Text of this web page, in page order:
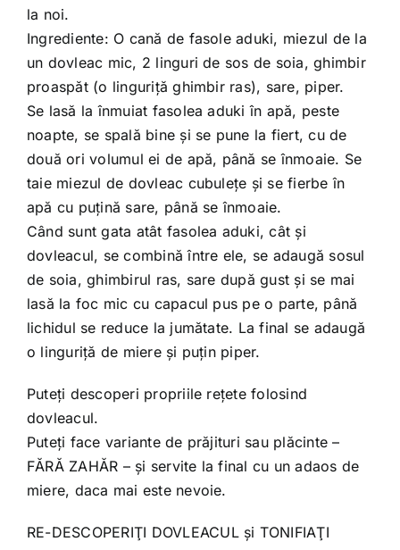
la noi.
Ingrediente: O cană de fasole aduki, miezul de la
un dovleac mic, 2 linguri de sos de soia, ghimbir
proaspăt (o linguriţă ghimbir ras), sare, piper.
Se lasă la înmuiat fasolea aduki în apă, peste
noapte, se spală bine şi se pune la fiert, cu de
două ori volumul ei de apă, până se înmoaie. Se
taie miezul de dovleac cubuleţe şi se fierbe în
apă cu puţină sare, până se înmoaie.
Când sunt gata atât fasolea aduki, cât şi
dovleacul, se combină între ele, se adaugă sosul
de soia, ghimbirul ras, sare după gust şi se mai
lasă la foc mic cu capacul pus pe o parte, până
lichidul se reduce la jumătate. La final se adaugă
o linguriţă de miere şi puţin piper.
Puteţi descoperi propriile reţete folosind
dovleacul.
Puteţi face variante de prăjituri sau plăcinte –
FĂRĂ ZAHĂR – şi servite la final cu un adaos de
miere, daca mai este nevoie.
RE-DESCOPERIŢI DOVLEACUL şi TONIFIAŢI